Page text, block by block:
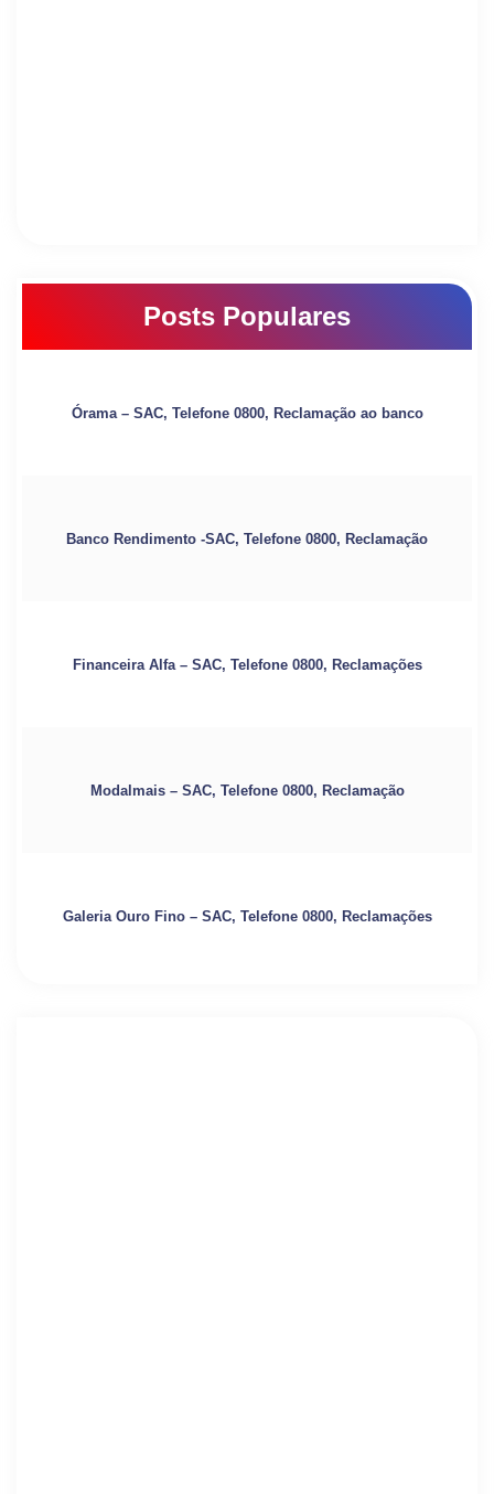
Posts Populares
Órama – SAC, Telefone 0800, Reclamação ao banco
Banco Rendimento -SAC, Telefone 0800, Reclamação
Financeira Alfa – SAC, Telefone 0800, Reclamações
Modalmais – SAC, Telefone 0800, Reclamação
Galeria Ouro Fino – SAC, Telefone 0800, Reclamações